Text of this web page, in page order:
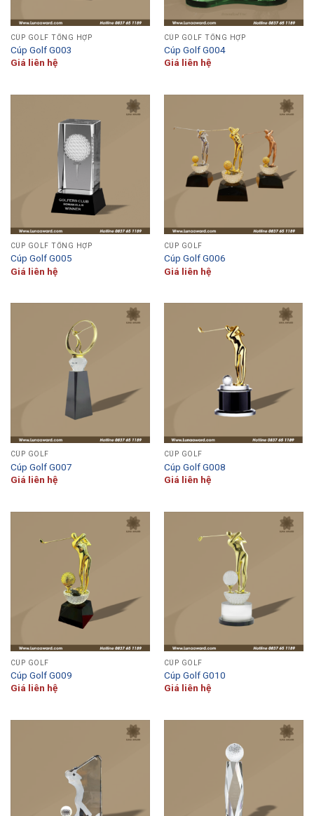
CÚP GOLF TỔNG HỢP
Cúp Golf G003
Giá liên hệ
CÚP GOLF TỔNG HỢP
Cúp Golf G004
Giá liên hệ
CÚP GOLF TỔNG HỢP
Cúp Golf G005
Giá liên hệ
CÚP GOLF
Cúp Golf G006
Giá liên hệ
CÚP GOLF
Cúp Golf G007
Giá liên hệ
CÚP GOLF
Cúp Golf G008
Giá liên hệ
CÚP GOLF
Cúp Golf G009
Giá liên hệ
CÚP GOLF
Cúp Golf G010
Giá liên hệ